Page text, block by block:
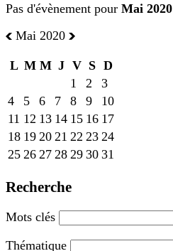
Pas d'évènement pour Mai 2020
Mai 2020
L M M J V S D
1
2
3
4
5 6 7 8 9
10
11 12 13 14 15 16 17
18 19 20 21 22 23 24
25 26 27 28 29 30 31
Recherche
Mots clés
Thématique